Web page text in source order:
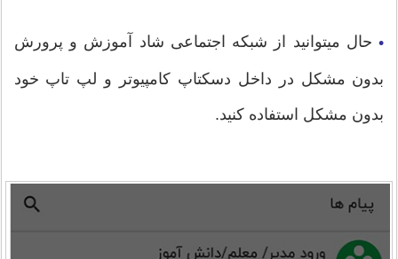
•حال میتوانید از شبکه اجتماعی شاد آموزش و پرورش
بدون مشکل در داخل دسکتاپ کامپیوتر و لپ تاپ خود
بدون مشکل استفاده کنید.